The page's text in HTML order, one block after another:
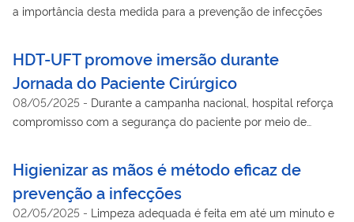
a importância desta medida para a prevenção de infecções
HDT-UFT promove imersão durante
Jornada do Paciente Cirúrgico
08/05/2025 - Durante a campanha nacional, hospital reforça
compromisso com a segurança do paciente por meio de
Higienizar as mãos é método eficaz de
prevenção a infecções
02/05/2025 - Limpeza adequada é feita em até um minuto e